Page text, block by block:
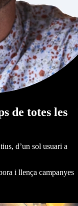
de totes les
d’un sol usuari a
i llença campanyes